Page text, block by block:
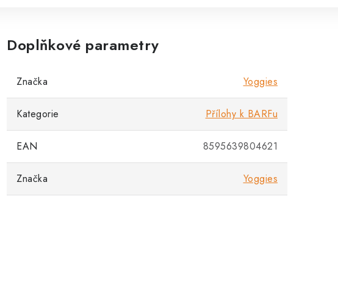
Doplňkové parametry
Značka Yoggies
Kategorie Přílohy k BARFu
EAN 8595639804621
Značka Yoggies